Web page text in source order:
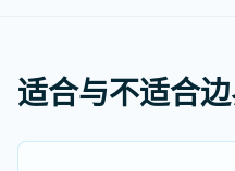
适合与不适合